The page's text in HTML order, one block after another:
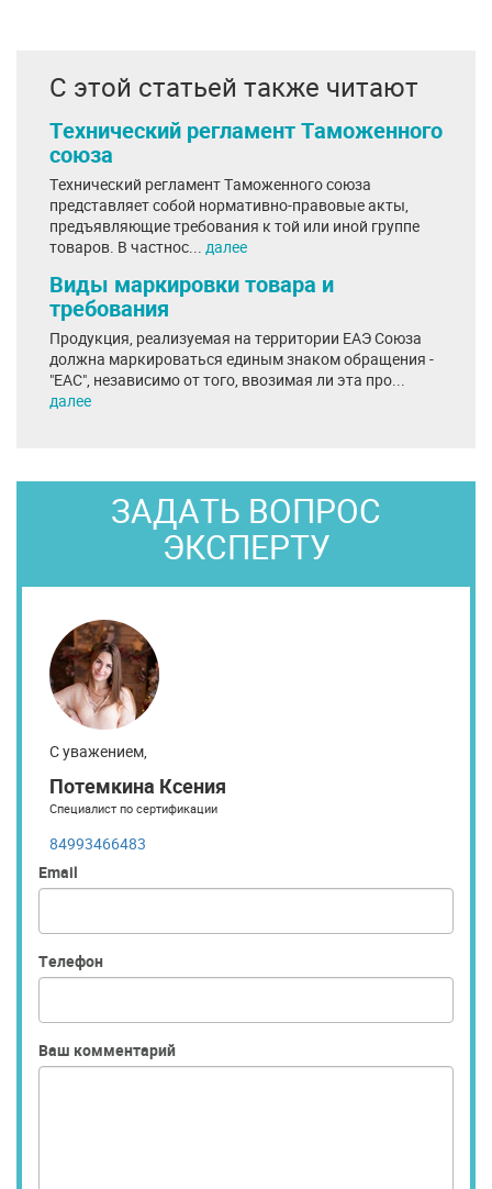
С этой статьей также читают
Технический регламент Таможенного
союза
Технический регламент Таможенного союза
представляет собой нормативно-правовые акты,
предъявляющие требования к той или иной группе
товаров. В частнос... далее
Виды маркировки товара и
требования
Продукция, реализуемая на территории ЕАЭ Союза
должна маркироваться единым знаком обращения -
"ЕАС", независимо от того, ввозимая ли эта про...
далее
ЗАДАТЬ ВОПРОС
ЭКСПЕРТУ
С уважением,
Потемкина Ксения
Специалист по сертификации
84993466483
Email
Телефон
Ваш комментарий